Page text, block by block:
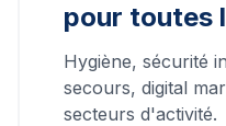
pour toutes
Hygiène, sécurité
secours, digital
secteurs d'activité.